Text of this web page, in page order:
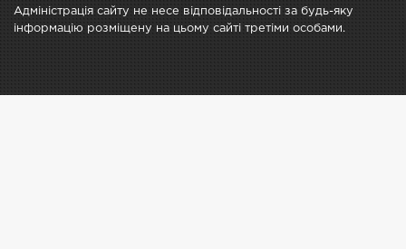
Адміністрація сайту не несе відповідальності за будь-яку
інформацію розміщену на цьому сайті третіми особами.